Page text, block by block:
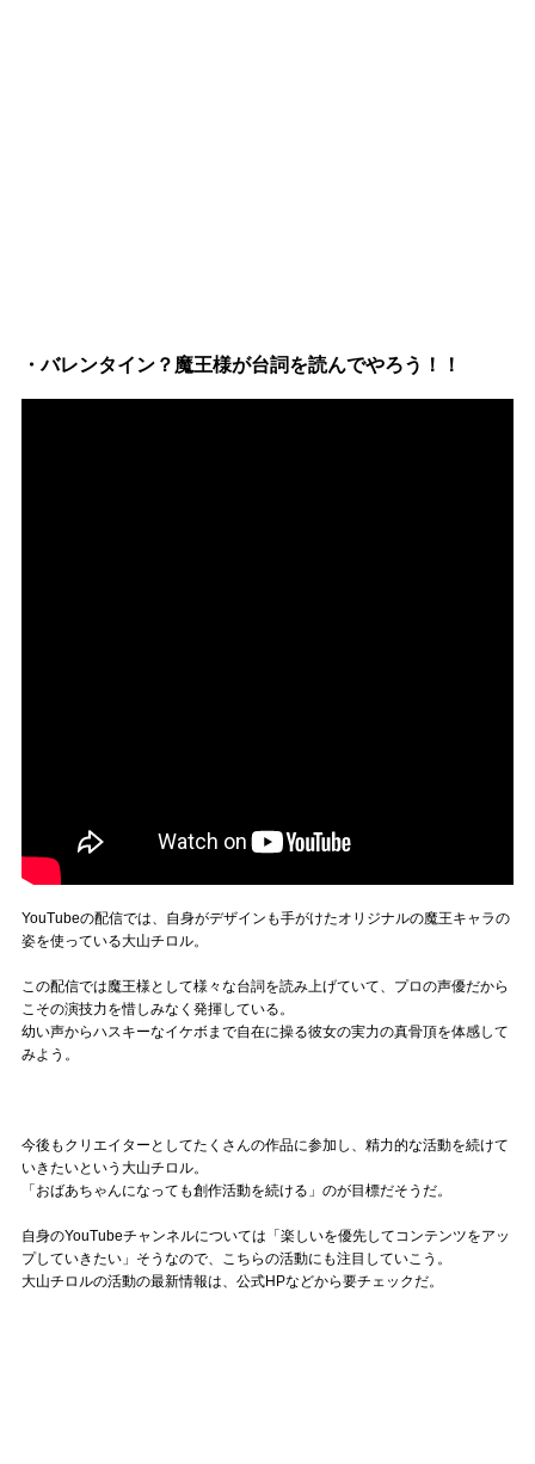
・バレンタイン？魔王様が台詞を読んでやろう！！
YouTubeの配信では、自身がデザインも手がけたオリジナルの魔王キャラの
姿を使っている大山チロル。
この配信では魔王様として様々な台詞を読み上げていて、プロの声優だから
こその演技力を惜しみなく発揮している。
幼い声からハスキーなイケボまで自在に操る彼女の実力の真骨頂を体感して
みよう。
今後もクリエイターとしてたくさんの作品に参加し、精力的な活動を続けて
いきたいという大山チロル。
「おばあちゃんになっても創作活動を続ける」のが目標だそうだ。
自身のYouTubeチャンネルについては「楽しいを優先してコンテンツをアッ
プしていきたい」そうなので、こちらの活動にも注目していこう。
大山チロルの活動の最新情報は、公式HPなどから要チェックだ。